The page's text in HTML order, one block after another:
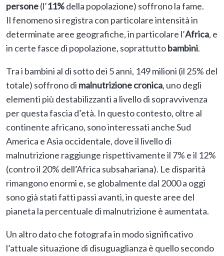
persone(l’11%della popolazione) soffrono la fame.
Il fenomeno si registra con particolare intensità in
determinate aree geografiche, in particolare l’Africa, e
in certe fasce di popolazione, soprattuttobambini.
Tra i bambini al di sotto dei 5 anni, 149 milioni (il 25% del
totale) soffrono di malnutrizione cronica, uno degli
elementi più destabilizzanti a livello di sopravvivenza
per questa fascia d’età. In questo contesto, oltre al
continente africano, sono interessati anche Sud
America e Asia occidentale, dove il livello di
malnutrizione raggiunge rispettivamente il 7% e il 12%
(contro il 20% dell’Africa subsahariana). Le disparità
rimangono enormi e, se globalmente dal 2000 a oggi
sono già stati fatti passi avanti, in queste aree del
pianeta la percentuale di malnutrizione è aumentata.
Un altro dato che fotografa in modo significativo
l’attuale situazione di disuguaglianza è quello secondo